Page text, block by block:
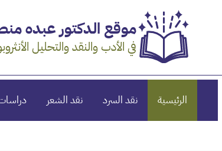
موقع الدكتور عبده
في الأدب والنقد والتحليل
الرئيسية نقد السرد نقد الشعر